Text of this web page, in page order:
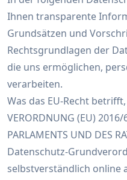
Ihnen transparente
Grundsätzen und
Rechtsgrundlagen der
die uns ermöglichen,
verarbeiten.
Was das EU-Recht
VERORDNUNG (EU) 2016/
PARLAMENTS UND DES
Datenschutz-
selbstverständlich online